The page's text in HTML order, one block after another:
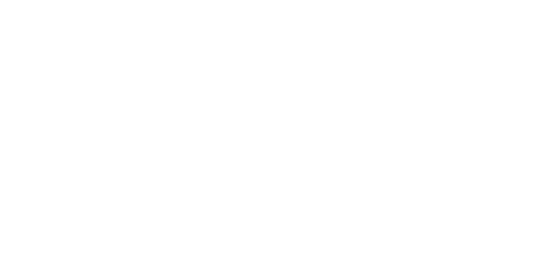
թարգմանչի անհատական մեկնաբանությունը ոչ միայն հնարավոր է, այլև հաճախ անխուսափելի, և հենց
որակը և ճշգրտությունը։